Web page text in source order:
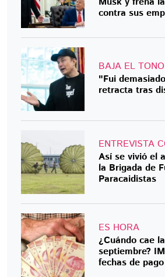
contra sus
BAJA EL TONO
"Fui
retracta tras
ENTREVISTA
Así se vivió el
la Brigada de
Paracaidistas
ES HORA
¿Cuándo cae
septiembre?
fechas de pago